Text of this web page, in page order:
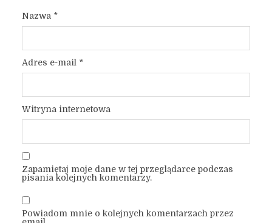
Nazwa *
Adres e-mail *
Witryna internetowa
Zapamiętaj moje dane w tej przeglądarce podczas
pisania kolejnych komentarzy.
Powiadom mnie o kolejnych komentarzach przez